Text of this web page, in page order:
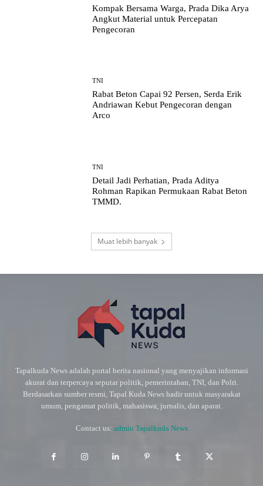
Kompak Bersama Warga, Prada Dika Arya
Angkut Material untuk Percepatan
Pengecoran
TNI
Rabat Beton Capai 92 Persen, Serda Erik
Andriawan Kebut Pengecoran dengan
Arco
TNI
Detail Jadi Perhatian, Prada Aditya
Rohman Rapikan Permukaan Rabat Beton
TMMD.
Muat lebih banyak
Tapalkuda News adalah portal berita nasional yang menyajikan informasi
akurat dan terpercaya seputar politik, pemerintahan, TNI, dan Polri.
Berdasarkan sumber resmi, Tapal Kuda News hadir untuk masyarakat
umum, pengamat politik, mahasiswa, jurnalis, dan aparat.
Contact us: admin Tapalkuda News